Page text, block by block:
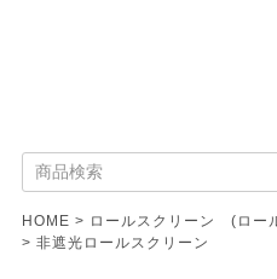
HOME ロールスクリーン (ロー
非遮光ロールスクリーン